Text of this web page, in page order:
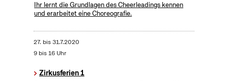
Ihr lernt die Grundlagen des Cheerleadings kennen
und erarbeitet eine Choreografie.
27. bis31.7.2020
9 bis 16 Uhr
Zirkusferien 1